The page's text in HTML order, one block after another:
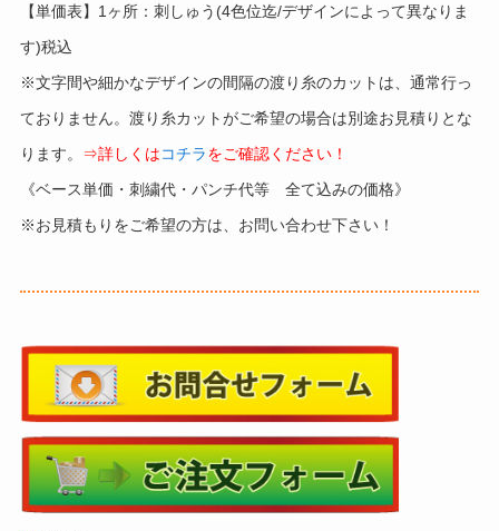
【単価表】1ヶ所：刺しゅう(4色位迄/デザインによって異なりま
す)税込
※文字間や細かなデザインの間隔の渡り糸のカットは、通常行っ
ておりません。渡り糸カットがご希望の場合は別途お見積りとな
ります。
⇒詳しくはコチラをご確認ください！
《ベース単価・刺繍代・パンチ代等 全て込みの価格》
※お見積もりをご希望の方は、お問い合わせ下さい！